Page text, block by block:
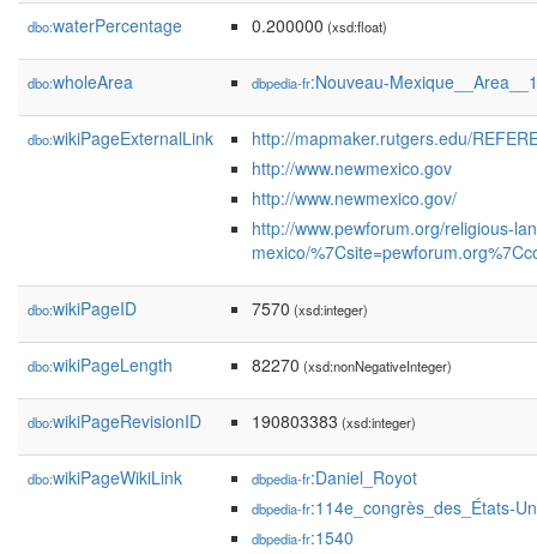
dbo:waterPercentage 0.200000 (xsd:float)
dbo:wholeArea dbpedia-fr:Nouveau-Mexique__Area__1
dbo:wikiPageExternalLink
http://mapmaker.rutgers.edu/
http://www.newmexico.gov
http://www.newmexico.gov/
http://www.pewforum.org/religious-
mexico/
dbo:wikiPageID 7570 (xsd:integer)
dbo:wikiPageLength 82270 (xsd:nonNegativeInteger)
dbo:wikiPageRevisionID 190803383 (xsd:integer)
dbo:wikiPageWikiLink dbpedia-fr:Daniel_Royot
dbpedia-fr:114e_congrès_des_États-
dbpedia-fr:1540